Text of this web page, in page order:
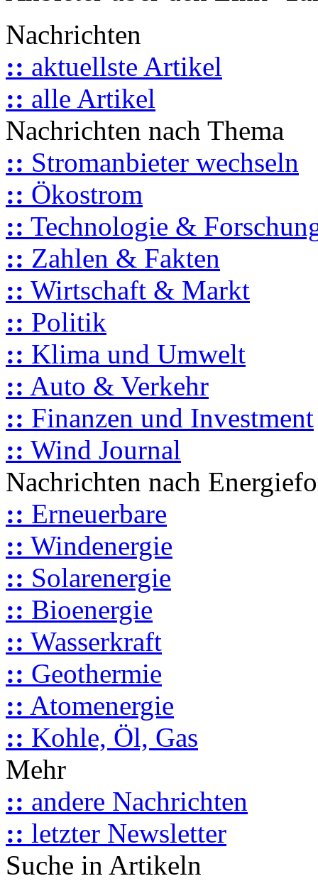
Nachrichten
:: aktuellste Artikel
:: alle Artikel
Nachrichten nach Thema
:: Stromanbieter wechseln
:: Ökostrom
:: Technologie &
:: Zahlen & Fakten
:: Wirtschaft & Markt
:: Politik
:: Klima und Umwelt
:: Auto & Verkehr
:: Finanzen und Investment
:: Wind Journal
Nachrichten nach
:: Erneuerbare
:: Windenergie
:: Solarenergie
:: Bioenergie
:: Wasserkraft
:: Geothermie
:: Atomenergie
:: Kohle, Öl, Gas
Mehr
:: andere Nachrichten
:: letzter Newsletter
Suche in Artikeln